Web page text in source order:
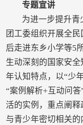
专题宣讲
为进一步提升
团工委组织开展全
后走进东乡小学等5
生动深刻的国家安
年认知特点，以“少
“案例解析+互动问
活的实例，重点阐
与青少年密切相关的